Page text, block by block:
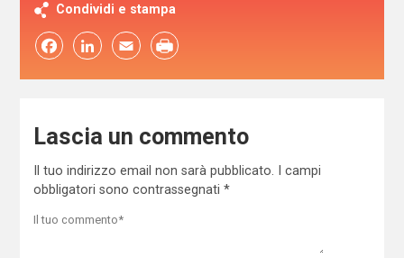
Condividi e stampa
FacebookLinkedIn Email
Lascia un commento
Il tuo indirizzo email non sarà pubblicato.
I campi
obbligatori sono contrassegnati *